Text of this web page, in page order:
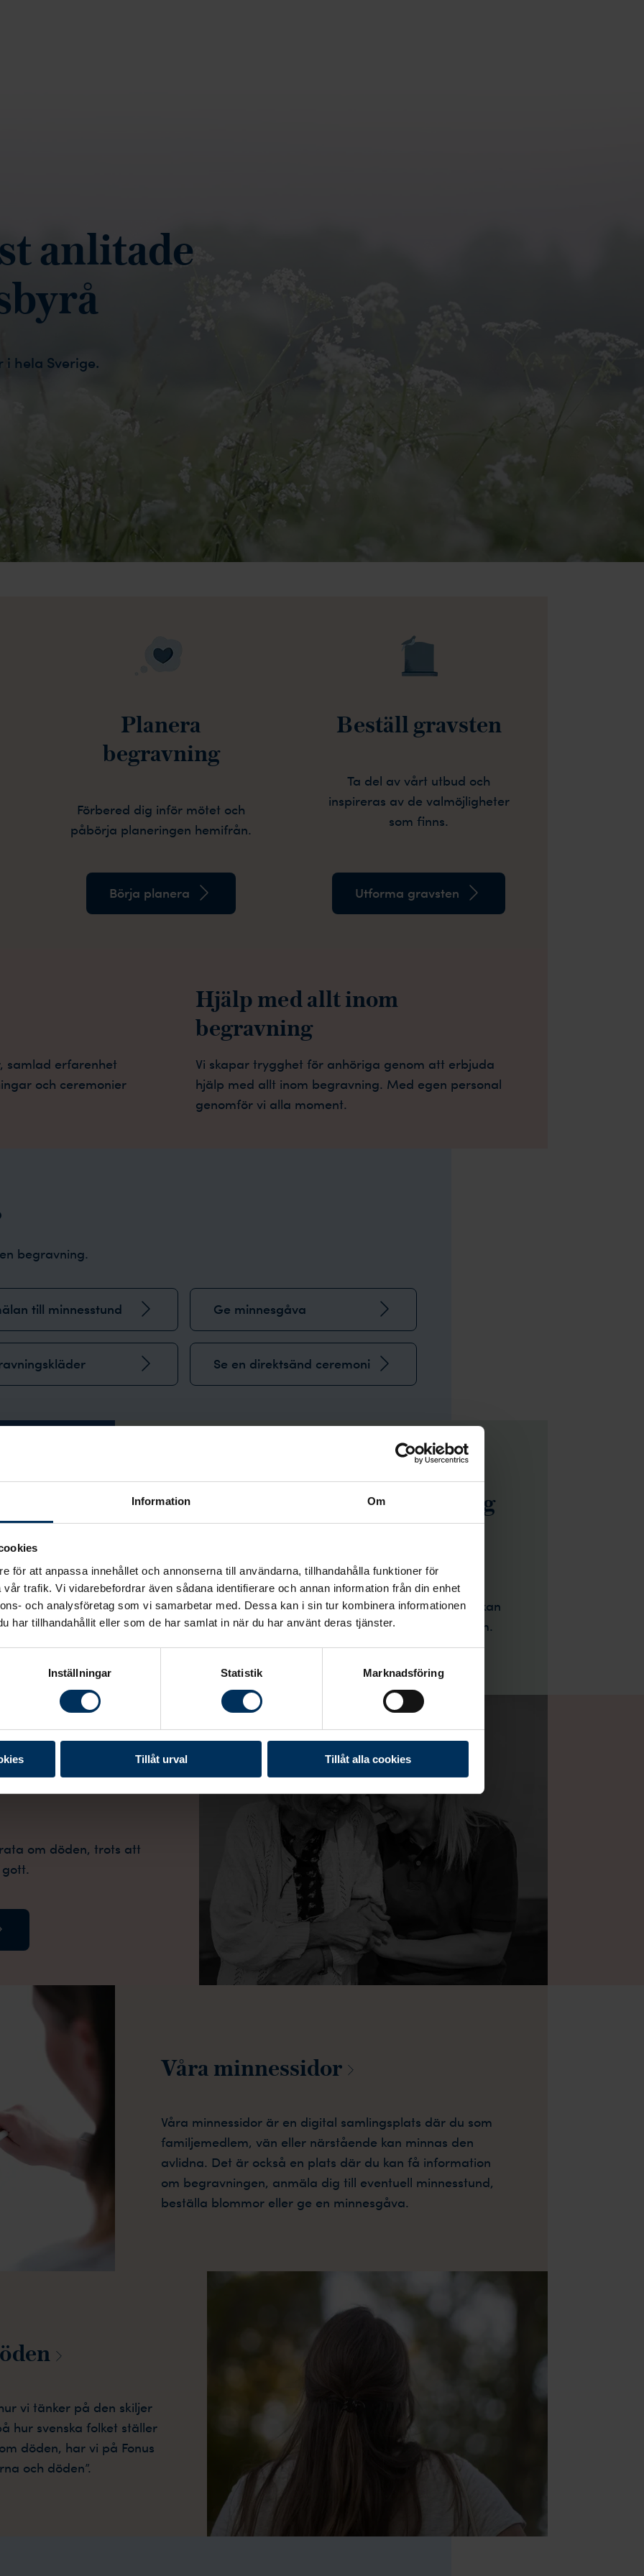
Information Om
för att anpassa innehållet och annonserna till användarna, tillhandahålla funktioner för
trafik. Vi vidarebefordrar även sådana identifierare och annan information från din enhet
och analysföretag som vi samarbetar med. Dessa kan i sin tur kombinera informationen
har tillhandahållit eller som de har samlat in när du har använt deras tjänster.
Inställningar Statistik Marknadsföring
Tillåt urval Tillåt alla cookies
anlitade
hela Sverige.
Planera
begravning
Förbered dig inför mötet och
påbörja planeringen hemifrån.
Börja planera
Beställ gravsten
Ta del av vårt utbud och
inspireras av de valmöjligheter
som finns.
Utforma gravsten
samlad erfarenhet
och ceremonier
Hjälp med allt inom
begravning
Vi skapar trygghet för anhöriga genom att erbjuda
hjälp med allt inom begravning. Med egen personal
genomför vi alla moment.
begravning.
till minnesstund Ge minnesgåva
Se en direktsänd ceremoni
Berätta vad som är viktigt för dig
i VitaArkivet
Att skriva ner dina tankar och önskemål kan en dag bli
väldigt värdefullt för dina nära och kära. I Vita Arkivet kan
du berätta vad som är viktigt för dig att de ska veta om.
att prata om
om döden, trots att
Våraminnessidor
Våra minnessidor är en digital samlingsplats där du som
familjemedlem, vän eller närstående kan minnas den
avlidna. Det är också en plats där du kan få information
om begravningen, anmäla dig till eventuell minnesstund,
beställa blommor eller ge en minnesgåva.
vi tänker på den skiljer
hur svenska folket ställer
döden, har vi på Fonus
och döden”.